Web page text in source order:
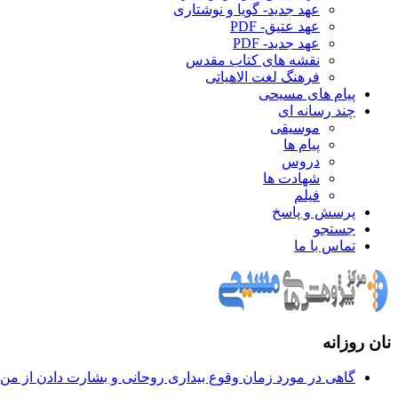
عهد جدید- گویا و نوشتاری
عهد عتیق- PDF
عهد جدید- PDF
نقشه های کتاب مقدس
فرهنگ لغت الاهیاتی
پیام های مسیحی
چند رسانه ای
موسیقی
پیام ها
دروس
شهادت ها
فیلم
پرسش و پاسخ
جستجو
تماس با ما
نان روزانه
گاهی در مورد زمان وقوع بيداری روحانی و بشارت دادن از من